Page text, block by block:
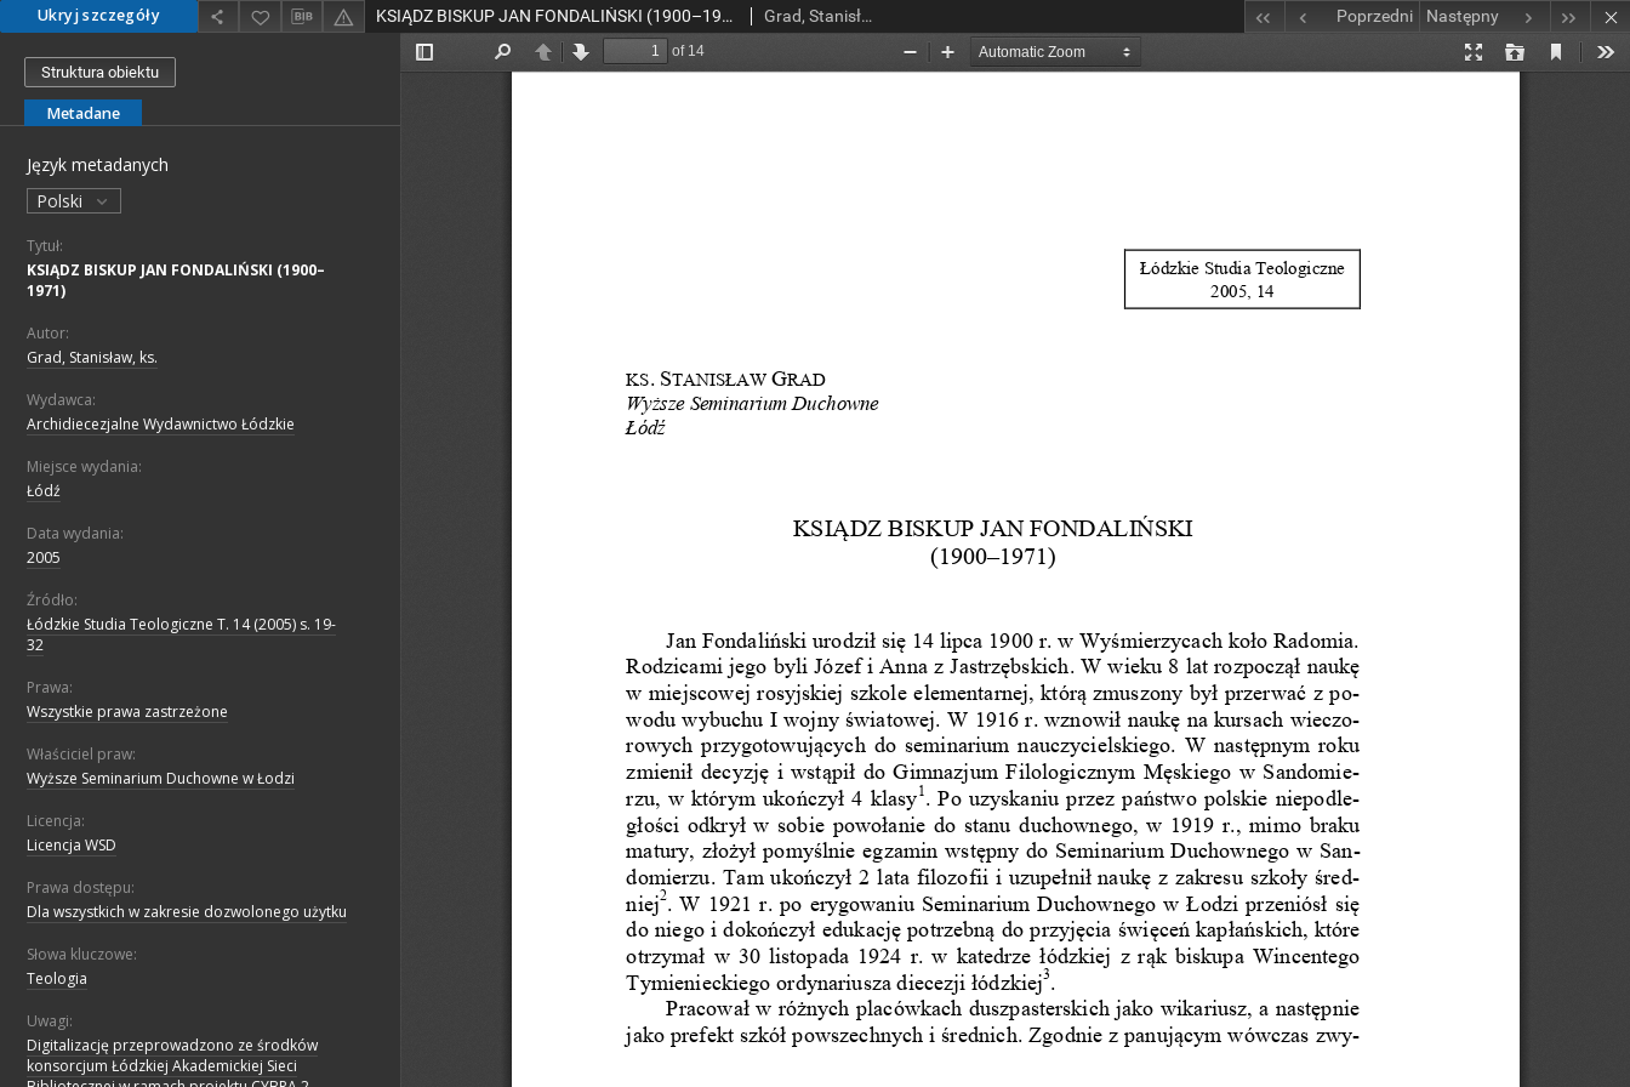
Ukryj szczegóły KSIĄDZ BISKUP JAN FONDALIŃSKI (1900–1971) Grad, Stanisław, ks. Poprzedni Następny
Struktura obiektu
Metadane
Język metadanych
Polski
Tytuł:
KSIĄDZ BISKUP JAN FONDALIŃSKI (1900–
1971)
Autor:
Grad, Stanisław, ks.
Wydawca:
Archidiecezjalne Wydawnictwo Łódzkie
Miejsce wydania:
Łódź
Data wydania:
2005
Źródło:
Łódzkie Studia Teologiczne T. 14 (2005) s. 19-
32
Prawa:
Wszystkie prawa zastrzeżone
Właściciel praw:
Wyższe Seminarium Duchowne w Łodzi
Licencja:
Licencja WSD
Prawa dostępu:
Dla wszystkich w zakresie dozwolonego użytku
Słowa kluczowe:
Teologia
Uwagi:
Digitalizację przeprowadzono ze środków
konsorcjum Łódzkiej Akademickiej Sieci